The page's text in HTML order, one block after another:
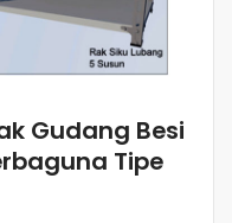
Gudang Besi
Tipe